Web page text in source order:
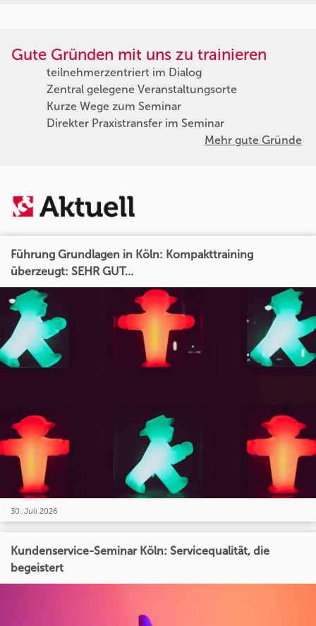
Gute Gründen mit uns zu trainieren
teilnehmerzentriert im Dialog
Zentral gelegene Veranstaltungsorte
Kurze Wege zum Seminar
Direkter Praxistransfer im Seminar
Mehr gute Gründe
Führung Grundlagen in Köln: Kompakttraining
überzeugt: SEHR GUT...
30. Juli 2026
Kundenservice-Seminar Köln: Servicequalität, die
begeistert